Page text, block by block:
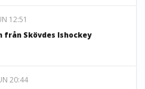
12:51
Skövdes Ishockey
20:44